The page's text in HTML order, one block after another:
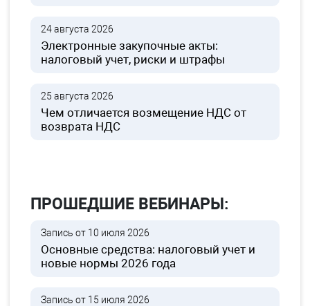
24 августа 2026
Электронные закупочные акты:
налоговый учет, риски и штрафы
25 августа 2026
Чем отличается возмещение НДС от
возврата НДС
ПРОШЕДШИЕ ВЕБИНАРЫ:
Запись от 10 июля 2026
Основные средства: налоговый учет и
новые нормы 2026 года
Запись от 15 июля 2026